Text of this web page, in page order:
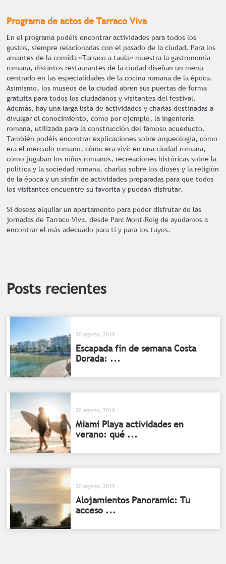
Programa de actos de Tarraco Viva
En el programa podéis encontrar actividades para todos los
gustos, siempre relacionadas con el pasado de la ciudad. Para los
amantes de la comida «Tarraco a taula» muestra la gastronomía
romana, distintos restaurantes de la ciudad diseñan un menú
centrado en las especialidades de la cocina romana de la época.
Asimismo, los museos de la ciudad abren sus puertas de forma
gratuita para todos los ciudadanos y visitantes del festival.
Además, hay una larga lista de actividades y charlas destinadas a
divulgar el conocimiento, como por ejemplo, la ingeniería
romana, utilizada para la construcción del famoso acueducto.
También podéis encontrar explicaciones sobre arqueología, cómo
era el mercado romano, cómo era vivir en una ciudad romana,
cómo jugaban los niños romanos, recreaciones históricas sobre la
política y la sociedad romana, charlas sobre los dioses y la religión
de la época y un sinfín de actividades preparadas para que todos
los visitantes encuentre su favorita y puedan disfrutar.
Si deseas alquilar un apartamento para poder disfrutar de las
jornadas de Tarraco Viva, desde Parc Mont-Roig de ayudamos a
encontrar el más adecuado para ti y para los tuyos.
Posts recientes
30 agosto, 2019
Escapada fin de semana Costa
Dorada: ...
30 agosto, 2019
Miami Playa actividades en
verano: qué ...
30 agosto, 2019
Alojamientos Panoramic: Tu
acceso ...